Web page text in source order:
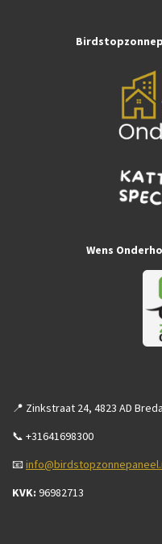
Wens
📍 Zinkstraat 24, 4823 AD Breda
📞 +31641698300
📧
KVK: 96982713